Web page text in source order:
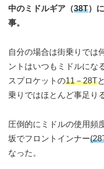
中のミドルギア（38T）
事。
自分の場合は街乗りでは
ントはいつもミドルにな
スプロケットの11－28T
乗りではほとんど事足り
圧倒的にミドルの使用頻
坂でフロントインナー
なった。